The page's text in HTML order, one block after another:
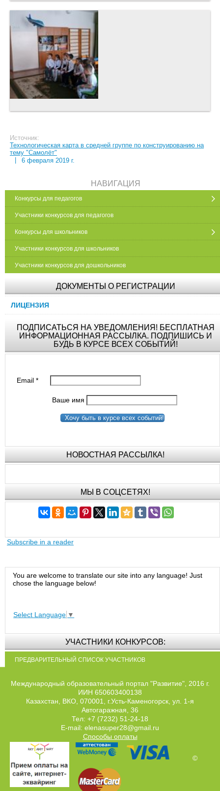
Источник:
Технологическая карта в средней группе по конструированию на
тему "Самолёт"
6 февраля 2019 г.
НАВИГАЦИЯ
Конкурсы для педагогов
Участники конкурсов для педагогов
Конкурсы для школьников
Участники конкурсов для школьников
Участники конкурсов для дошкольников
ДОКУМЕНТЫ О РЕГИСТРАЦИИ
ЛИЦЕНЗИЯ
ПОДПИСАТЬСЯ НА УВЕДОМЛЕНИЯ! БЕСПЛАТНАЯ
ИНФОРМАЦИОННАЯ РАССЫЛКА. ПОДПИШИСЬ И
БУДЬ В КУРСЕ ВСЕХ СОБЫТИЙ!
Email*
Ваше имя
Хочу быть в курсе всех событий!
НОВОСТНАЯ РАССЫЛКА!
МЫ В СОЦСЕТЯХ!
Subscribe in a reader
You are welcome to translate our site into any language! Just
chose the language below!
Select Language ▼
УЧАСТНИКИ КОНКУРСОВ:
ПРЕДВАРИТЕЛЬНЫЙ СПИСОК УЧАСТНИКОВ
Международный образовательный портал "Развитие", 2016 г.
ИИН 650603400138
Казахстан, ВКО, 070001, г.Усть-Каменогорск, ул. 1-я
Автогаражная, 36
Тел: +7 (7232) 51-24-18
E-mail: elenasuper28@gmail.ru
Способы оплаты
©